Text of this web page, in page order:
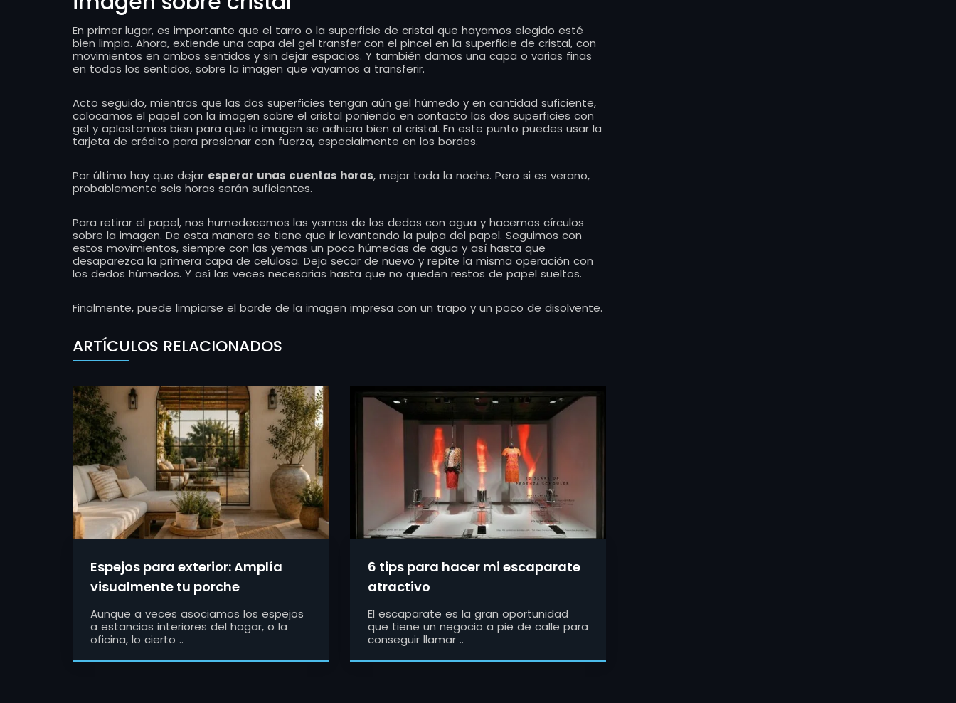
En primer lugar, es importante que el tarro o la superficie de cristal que hayamos elegido esté
bien limpia. Ahora, extiende una capa del gel transfer con el pincel en la superficie de cristal, con
movimientos en ambos sentidos y sin dejar espacios. Y también damos una capa o varias finas
en todos los sentidos, sobre la imagen que vayamos a transferir.
Acto seguido, mientras que las dos superficies tengan aún gel húmedo y en cantidad suficiente,
colocamos el papel con la imagen sobre el cristal poniendo en contacto las dos superficies con
gel y aplastamos bien para que la imagen se adhiera bien al cristal. En este punto puedes usar la
tarjeta de crédito para presionar con fuerza, especialmente en los bordes.
Por último hay que dejar esperar unas cuentas horas, mejor toda la noche. Pero si es verano,
probablemente seis horas serán suficientes.
Para retirar el papel, nos humedecemos las yemas de los dedos con agua y hacemos círculos
sobre la imagen. De esta manera se tiene que ir levantando la pulpa del papel. Seguimos con
estos movimientos, siempre con las yemas un poco húmedas de agua y así hasta que
desaparezca la primera capa de celulosa. Deja secar de nuevo y repite la misma operación con
los dedos húmedos. Y así las veces necesarias hasta que no queden restos de papel sueltos.
Finalmente, puede limpiarse el borde de la imagen impresa con un trapo y un poco de disolvente.
ARTÍCULOS RELACIONADOS
Espejos para exterior: Amplía
visualmente tu porche
Aunque a veces asociamos los espejos
a estancias interiores del hogar, o la
oficina, lo cierto ..
6 tips para hacer mi escaparate
atractivo
El escaparate es la gran oportunidad
que tiene un negocio a pie de calle para
conseguir llamar ..